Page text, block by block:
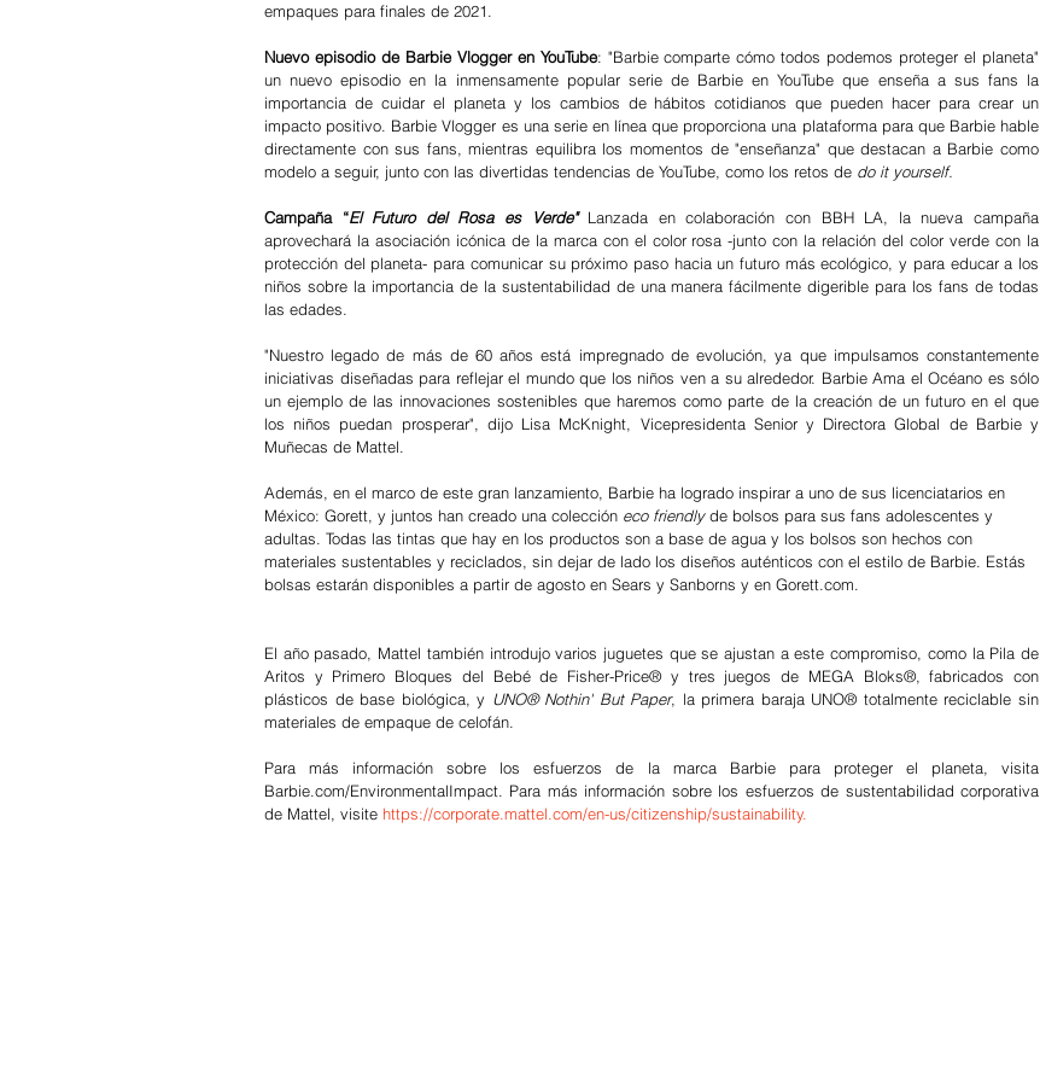
empaques para finales de 2021.
Nuevo episodio de Barbie Vlogger en YouTube: "Barbie comparte cómo todos podemos proteger el planeta"
un nuevo episodio en la inmensamente popular serie de Barbie en YouTube que enseña a sus fans la
importancia de cuidar el planeta y los cambios de hábitos cotidianos que pueden hacer para crear un
impacto positivo. Barbie Vlogger es una serie en línea que proporciona una plataforma para que Barbie hable
directamente con sus fans, mientras equilibra los momentos de "enseñanza" que destacan a Barbie como
modelo a seguir, junto con las divertidas tendencias de YouTube, como los retos de do it yourself.
Campaña “El Futuro del Rosa es Verde" Lanzada en colaboración con BBH LA, la nueva campaña
aprovechará la asociación icónica de la marca con el color rosa -junto con la relación del color verde con la
protección del planeta- para comunicar su próximo paso hacia un futuro más ecológico, y para educar a los
niños sobre la importancia de la sustentabilidad de una manera fácilmente digerible para los fans de todas
las edades.
"Nuestro legado de más de 60 años está impregnado de evolución, ya que impulsamos constantemente
iniciativas diseñadas para reflejar el mundo que los niños ven a su alrededor. Barbie Ama el Océano es sólo
un ejemplo de las innovaciones sostenibles que haremos como parte de la creación de un futuro en el que
los niños puedan prosperar", dijo Lisa McKnight, Vicepresidenta Senior y Directora Global de Barbie y
Muñecas de Mattel.
Además, en el marco de este gran lanzamiento, Barbie ha logrado inspirar a uno de sus licenciatarios en
México: Gorett, y juntos han creado una colección eco friendly de bolsos para sus fans adolescentes y
adultas. Todas las tintas que hay en los productos son a base de agua y los bolsos son hechos con
materiales sustentables y reciclados, sin dejar de lado los diseños auténticos con el estilo de Barbie. Estás
bolsas estarán disponibles a partir de agosto en Sears y Sanborns y en Gorett.com.
El año pasado, Mattel también introdujo varios juguetes que se ajustan a este compromiso, como la Pila de
Aritos y Primero Bloques del Bebé de Fisher-Price® y tres juegos de MEGA Bloks®, fabricados con
plásticos de base biológica, y UNO® Nothin' But Paper, la primera baraja UNO® totalmente reciclable sin
materiales de empaque de celofán.
Para más información sobre los esfuerzos de la marca Barbie para proteger el planeta, visita
Barbie.com/EnvironmentalImpact. Para más información sobre los esfuerzos de sustentabilidad corporativa
de Mattel, visite https://corporate.mattel.com/en-us/citizenship/sustainability